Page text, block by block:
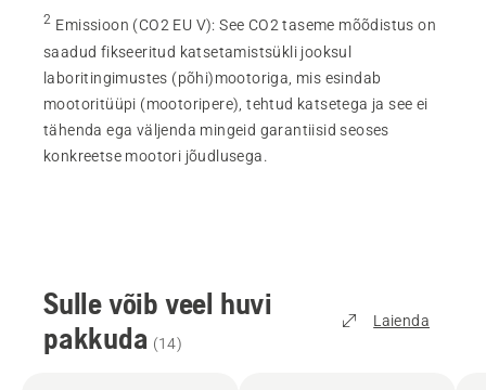
2 Emissioon (CO2 EU V):See CO2 taseme mõõdistus on
saadud fikseeritud katsetamistsükli jooksul
laboritingimustes (põhi)mootoriga, mis esindab
mootoritüüpi (mootoripere), tehtud katsetega ja see ei
tähenda ega väljenda mingeid garantiisid seoses
konkreetse mootori jõudlusega.
Sulle võib veel huvi
pakkuda (14)
Laienda